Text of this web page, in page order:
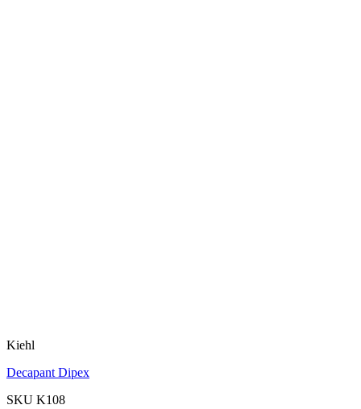
Kiehl
Decapant Dipex
SKU K108